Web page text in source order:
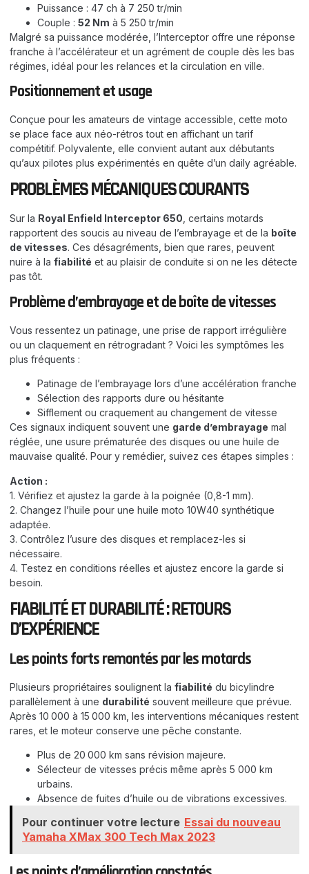
Puissance : 47 ch à 7 250 tr/min
Couple : 52 Nm à 5 250 tr/min
Malgré sa puissance modérée, l’Interceptor offre une réponse
franche à l’accélérateur et un agrément de couple dès les bas
régimes, idéal pour les relances et la circulation en ville.
Positionnement et usage
Conçue pour les amateurs de vintage accessible, cette moto
se place face aux néo-rétros tout en affichant un tarif
compétitif. Polyvalente, elle convient autant aux débutants
qu’aux pilotes plus expérimentés en quête d’un daily agréable.
PROBLÈMES MÉCANIQUES COURANTS
Sur la Royal Enfield Interceptor 650, certains motards
rapportent des soucis au niveau de l’embrayage et de la boîte
de vitesses. Ces désagréments, bien que rares, peuvent
nuire à la fiabilité et au plaisir de conduite si on ne les détecte
pas tôt.
Problème d’embrayage et de boîte de vitesses
Vous ressentez un patinage, une prise de rapport irrégulière
ou un claquement en rétrogradant ? Voici les symptômes les
plus fréquents :
Patinage de l’embrayage lors d’une accélération franche
Sélection des rapports dure ou hésitante
Sifflement ou craquement au changement de vitesse
Ces signaux indiquent souvent une garde d’embrayage mal
réglée, une usure prématurée des disques ou une huile de
mauvaise qualité. Pour y remédier, suivez ces étapes simples :
Action :
1. Vérifiez et ajustez la garde à la poignée (0,8-1 mm).
2. Changez l’huile pour une huile moto 10W40 synthétique
adaptée.
3. Contrôlez l’usure des disques et remplacez-les si
nécessaire.
4. Testez en conditions réelles et ajustez encore la garde si
besoin.
FIABILITÉ ET DURABILITÉ : RETOURS
D’EXPÉRIENCE
Les points forts remontés par les motards
Plusieurs propriétaires soulignent la fiabilité du bicylindre
parallèlement à une durabilité souvent meilleure que prévue.
Après 10 000 à 15 000 km, les interventions mécaniques restent
rares, et le moteur conserve une pêche constante.
Plus de 20 000 km sans révision majeure.
Sélecteur de vitesses précis même après 5 000 km
urbains.
Absence de fuites d’huile ou de vibrations excessives.
Pour continuer votre lecture Essai du nouveau
Yamaha XMax 300 Tech Max 2023